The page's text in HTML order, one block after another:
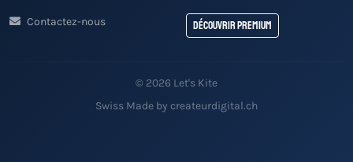
Contactez-nous Découvrir Premium
© 2026 Let's Kite
Swiss Made by createurdigital.ch